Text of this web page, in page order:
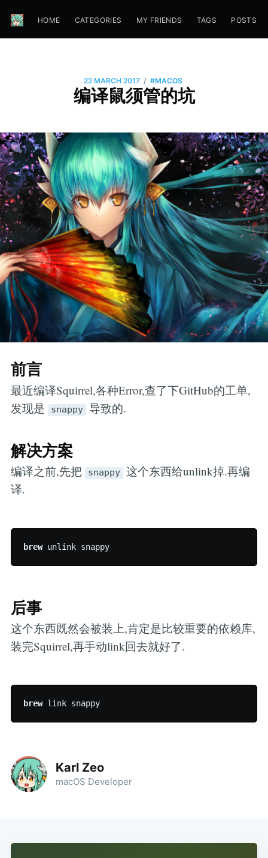
HOME CATEGORIES MY FRIENDS TAGS POSTS
22 MARCH 2017 / #MACOS
编译鼠须管的坑
前言
最近编译Squirrel,各种Error,查了下GitHub的工单,
发现是
snappy 导致的.
解决方案
编译之前,先把 snappy 这个东西给unlink掉.再编
译.
brew unlink snappy
后事
这个东西既然会被装上,肯定是比较重要的依赖库,
装完Squirrel,再手动link回去就好了.
brew link snappy
Karl Zeo
macOS Developer